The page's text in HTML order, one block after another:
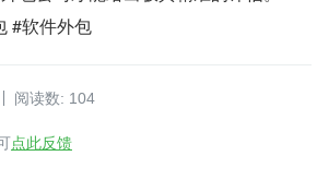
#软件外包
阅读数: 104
点此反馈